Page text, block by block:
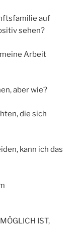
auf
sehen?
Arbeit
aber wie?
die sich
kann ich das
IST,